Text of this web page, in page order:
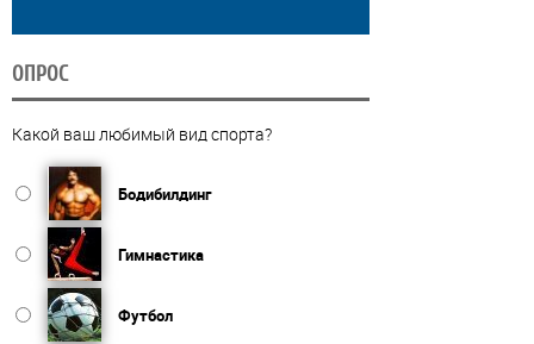
ОПРОС
Какой ваш любимый вид спорта?
Бодибилдинг
Гимнастика
Футбол